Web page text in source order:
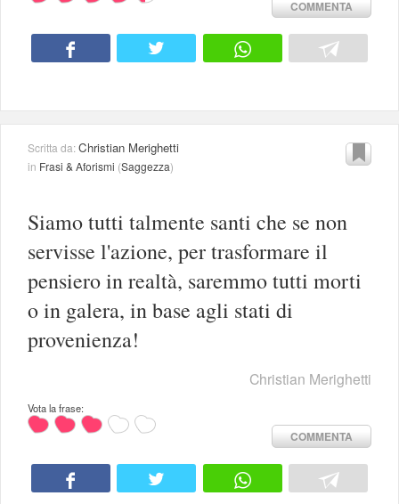
COMMENTA
Scritta da:Christian Merighetti
in Frasi & Aforismi (Saggezza)
Siamo tutti talmente santi che se non
servisse l'azione, per trasformare il
pensiero in realtà, saremmo tutti morti
o in galera, in base agli stati di
provenienza!
Christian Merighetti
Vota la frase:
COMMENTA